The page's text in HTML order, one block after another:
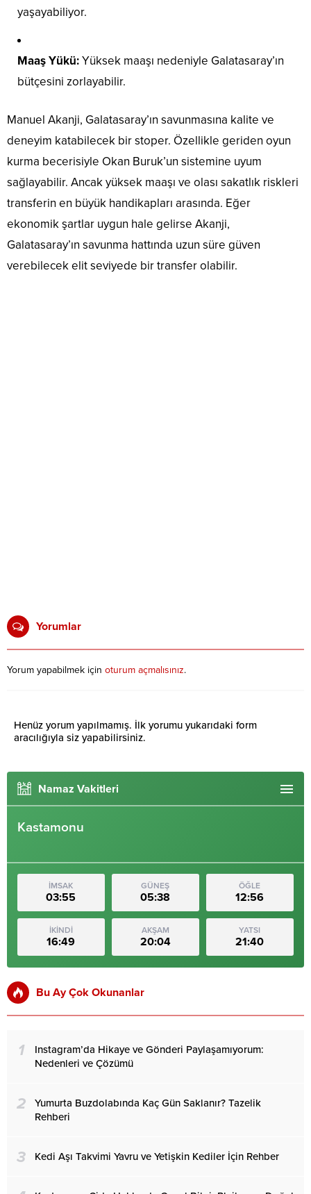
yaşayabiliyor.
Maaş Yükü:Yüksek maaşı nedeniyle Galatasaray’ın
bütçesini zorlayabilir.
Manuel Akanji, Galatasaray’ın savunmasına kalite ve
deneyim katabilecek bir stoper. Özellikle geriden oyun
kurma becerisiyle Okan Buruk’un sistemine uyum
sağlayabilir. Ancak yüksek maaşı ve olası sakatlık riskleri
transferin en büyük handikapları arasında. Eğer
ekonomik şartlar uygun hale gelirse Akanji,
Galatasaray’ın savunma hattında uzun süre güven
verebilecek elit seviyede bir transfer olabilir.
Yorumlar
Yorum yapabilmek için oturum açmalısınız.
Henüz yorum yapılmamış. İlk yorumu yukarıdaki form
aracılığıyla siz yapabilirsiniz.
Namaz Vakitleri
Kastamonu
İMSAK
03:55
GÜNEŞ
05:38
ÖĞLE
12:56
İKİNDİ
16:49
AKŞAM
20:04
YATSI
21:40
Bu Ay Çok Okunanlar
1
Instagram’da Hikaye ve Gönderi Paylaşamıyorum:
Nedenleri ve Çözümü
2
Yumurta Buzdolabında Kaç Gün Saklanır? Tazelik
Rehberi
3 Kedi Aşı Takvimi Yavru ve Yetişkin Kediler İçin Rehber